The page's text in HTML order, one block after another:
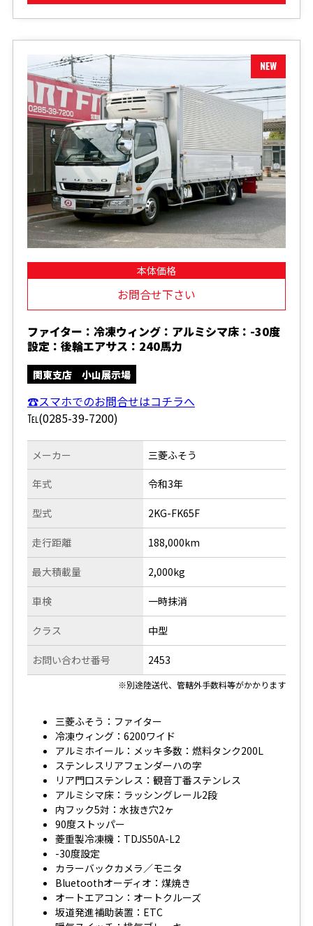
本体価格
お問合せ下さい
ファイター：冷凍ウィング：アルミシマ床：-30度
設定：後輪エアサス：240馬力
関東支店 小山展示場
☎スマホでのお問合せはコチラへ
℡(0285-39-7200)
メーカー
年式
型式
走行距離
三菱ふそう
令和3年
2KG-FK65F
188,000km
最大積載量
車検
クラス
お問い合わせ番号
2,000kg
一時抹消
中型
2453
※別途陸送代、管轄外手数料等がかかります
三菱ふそう：ファイター
冷凍ウィング：6200ワイド
アルミホイール：メッキ多数：燃料タンク200L
ステンレスリアフェンダーハの字
リア門口ステンレス：観音丁番ステンレス
アルミシマ床：ラッシングレール2段
内フック5対：水抜き穴2ヶ
90度ストッパー
菱重製冷凍機：TDJS50A-L2
-30度設定
カラーバックカメラ／モニタ
Bluetoothオーディオ：煤焼き
オートエアコン：オートクルーズ
坂道発進補助装置：ETC